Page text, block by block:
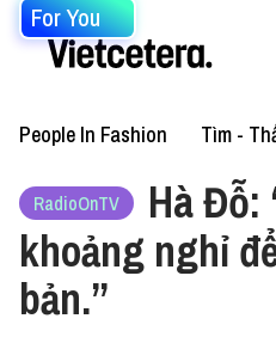
For You
People In Fashion Tìm -
RadioOnTV
Hà Đỗ:
khoảng nghỉ
bản.”